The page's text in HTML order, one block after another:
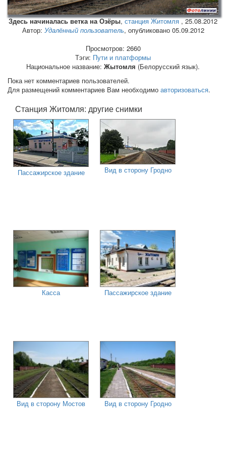
Здесь начиналась ветка на Озёры,станция Житомля ,25.08.2012
Автор: Удалённый пользователь, опубликовано 05.09.2012
Просмотров: 2660
Тэги: Пути и платформы
Национальное название: Жытомля (Белорусский язык).
Пока нет комментариев пользователей.
Для размещений комментариев Вам необходимо авторизоваться.
Станция Житомля: другие снимки
Пассажирское здание Вид в сторону Гродно
Касса Пассажирское здание
Вид в сторону Мостов Вид в сторону Гродно